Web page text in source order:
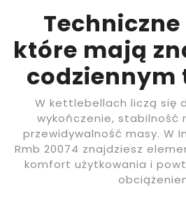
które mają
codziennym
W kettlebellach liczą się
wykończenie, stabilność
przewidywalność masy. W
Rmb 20074 znajdziesz
komfort użytkowania i